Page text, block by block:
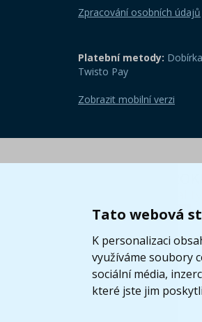
Tato webová
K personalizaci
využíváme soubory
sociální média,
které jste jim
Zpracování osobních údajů
Platební metody: Dobírka
Twisto Pay
Zobrazit mobilní verzi